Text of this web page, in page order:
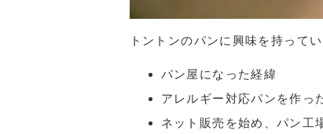
トントンのパンに興味を持って
パン屋になった経緯
アレルギー対応パンを作っ
ネット販売を始め、パン工